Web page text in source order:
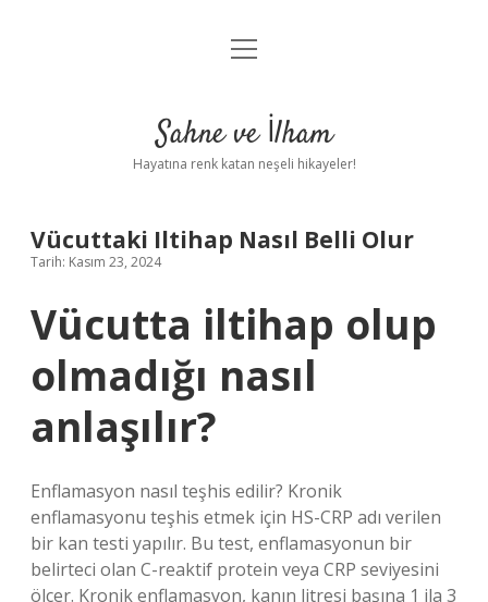
Anasayfa
Yasal Uyarı
menüyü
Sahne ve İlham
Hayatına renk katan neşeli hikayeler!
Vücuttaki Iltihap Nasıl Belli Olur
Tarih: Kasım 23, 2024
Vücutta iltihap olup
olmadığı nasıl
anlaşılır?
Enflamasyon nasıl teşhis edilir? Kronik
enflamasyonu teşhis etmek için HS-CRP adı verilen
bir kan testi yapılır. Bu test, enflamasyonun bir
belirteci olan C-reaktif protein veya CRP seviyesini
ölçer. Kronik enflamasyon, kanın litresi başına 1 ila 3